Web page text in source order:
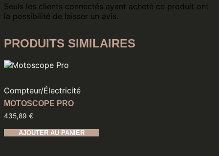
Seuls les clients connectés ayant acheté ce produit ont
la possibilité de laisser un avis.
PRODUITS SIMILAIRES
Compteur/Électricité
MOTOSCOPE PRO
435,89 €
AJOUTER AU PANIER